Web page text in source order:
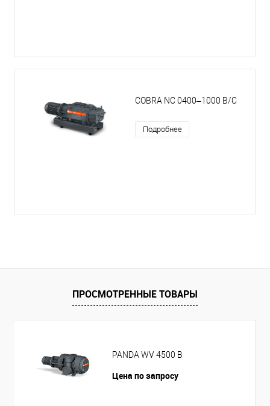
COBRA NC 0400–1000 B/C
Подробнее
ПРОСМОТРЕННЫЕ ТОВАРЫ
PANDA WV 4500 B
Цена по запросу